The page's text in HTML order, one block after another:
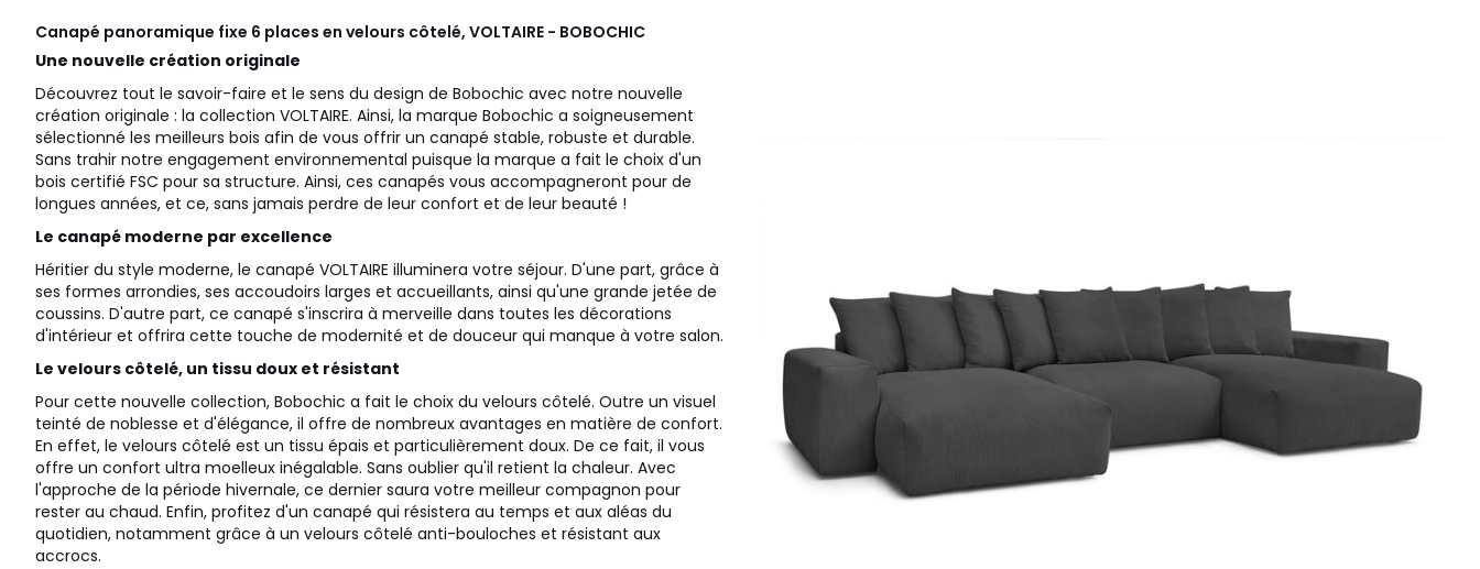
Canapé panoramique fixe 6 places en velours côtelé, VOLTAIRE - BOBOCHIC
Une nouvelle création originale
Découvrez tout le savoir-faire et le sens du design de Bobochic avec notre nouvelle
création originale : la collection VOLTAIRE. Ainsi, la marque Bobochic a soigneusement
sélectionné les meilleurs bois afin de vous offrir un canapé stable, robuste et durable.
Sans trahir notre engagement environnemental puisque la marque a fait le choix d'un
bois certifié FSC pour sa structure. Ainsi, ces canapés vous accompagneront pour de
longues années, et ce, sans jamais perdre de leur confort et de leur beauté !
Le canapé moderne par excellence
Héritier du style moderne, le canapé VOLTAIRE illuminera votre séjour. D'une part, grâce à
ses formes arrondies, ses accoudoirs larges et accueillants, ainsi qu'une grande jetée de
coussins. D'autre part, ce canapé s'inscrira à merveille dans toutes les décorations
d'intérieur et offrira cette touche de modernité et de douceur qui manque à votre salon.
Le velours côtelé, un tissu doux et résistant
Pour cette nouvelle collection, Bobochic a fait le choix du velours côtelé. Outre un visuel
teinté de noblesse et d'élégance, il offre de nombreux avantages en matière de confort.
En effet, le velours côtelé est un tissu épais et particulièrement doux. De ce fait, il vous
offre un confort ultra moelleux inégalable. Sans oublier qu'il retient la chaleur. Avec
l'approche de la période hivernale, ce dernier saura votre meilleur compagnon pour
rester au chaud. Enfin, profitez d'un canapé qui résistera au temps et aux aléas du
quotidien, notamment grâce à un velours côtelé anti-bouloches et résistant aux
accrocs.